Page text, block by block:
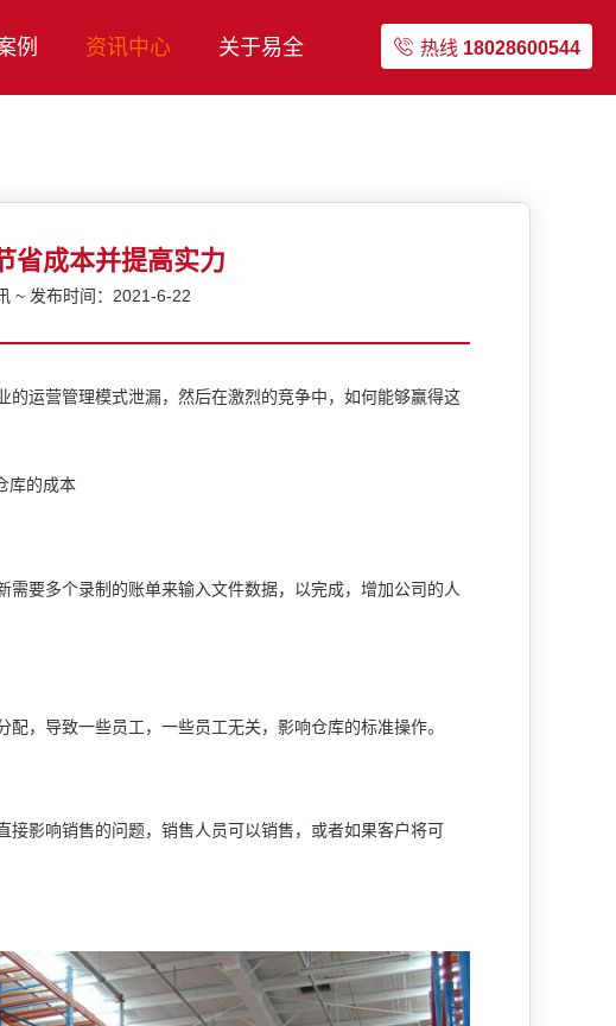
热线 18028600544
例 资讯中心 关于易全
省成本并提高实力
~ 发布时间：2021-6-22
运营管理模式泄漏，然后在激烈的竞争中，如何能够赢得这
库的成本
要多个录制的账单来输入文件数据，以完成，增加公司的人
，导致一些员工，一些员工无关，影响仓库的标准操作。
影响销售的问题，销售人员可以销售，或者如果客户将可